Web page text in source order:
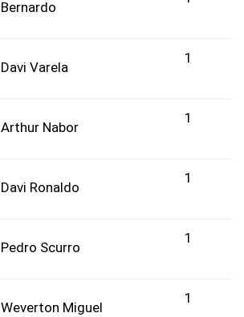
Bernardo
Davi Varela
1
Arthur Nabor
1
Davi Ronaldo
1
Pedro Scurro
1
Weverton Miguel
1